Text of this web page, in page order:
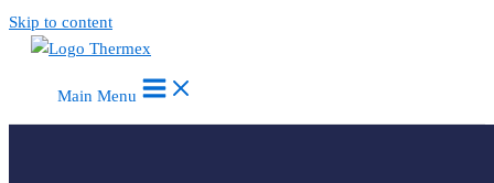
Skip to content
Main Menu